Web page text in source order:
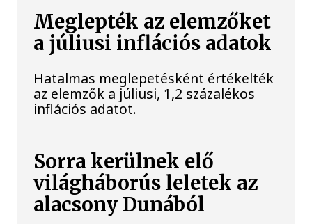
Meglepték az elemzőket
a júliusi inflációs adatok
Hatalmas meglepetésként értékelték
az elemzők a júliusi, 1,2 százalékos
inflációs adatot.
Sorra kerülnek elő
világháborús leletek az
alacsony Dunából